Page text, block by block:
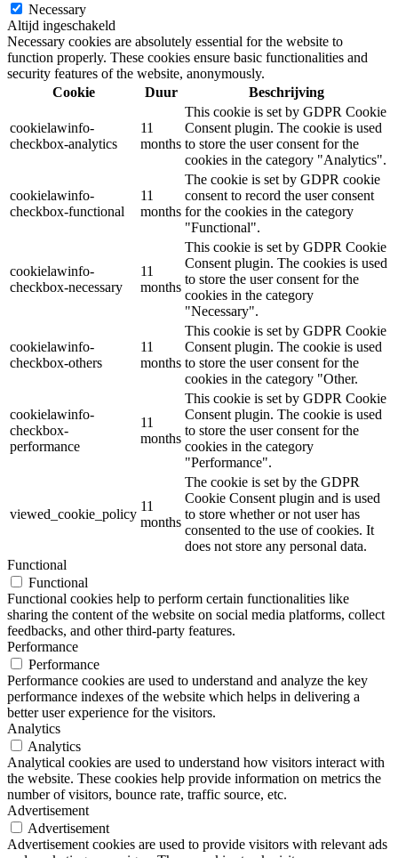
Necessary
Altijd ingeschakeld
Necessary cookies are absolutely essential for the website to
function properly. These cookies ensure basic functionalities and
security features of the website, anonymously.
Cookie
Duur Beschrijving
cookielawinfo-
checkbox-analytics
11
months
This cookie is set by GDPR Cookie
Consent plugin. The cookie is used
to store the user consent for the
cookies in the category "Analytics".
cookielawinfo-
checkbox-functional
11
months
The cookie is set by GDPR cookie
consent to record the user consent
for the cookies in the category
"Functional".
cookielawinfo-
checkbox-necessary
11
months
This cookie is set by GDPR Cookie
Consent plugin. The cookies is used
to store the user consent for the
cookies in the category
"Necessary".
cookielawinfo-
checkbox-others
11
months
This cookie is set by GDPR Cookie
Consent plugin. The cookie is used
to store the user consent for the
cookies in the category "Other.
cookielawinfo-
checkbox-
performance
11
months
This cookie is set by GDPR Cookie
Consent plugin. The cookie is used
to store the user consent for the
cookies in the category
"Performance".
viewed_cookie_policy
11
months
The cookie is set by the GDPR
Cookie Consent plugin and is used
to store whether or not user has
consented to the use of cookies. It
does not store any personal data.
Functional
Functional
Functional cookies help to perform certain functionalities like
sharing the content of the website on social media platforms, collect
feedbacks, and other third-party features.
Performance
Performance
Performance cookies are used to understand and analyze the key
performance indexes of the website which helps in delivering a
better user experience for the visitors.
Analytics
Analytics
Analytical cookies are used to understand how visitors interact with
the website. These cookies help provide information on metrics the
number of visitors, bounce rate, traffic source, etc.
Advertisement
Advertisement
Advertisement cookies are used to provide visitors with relevant ads